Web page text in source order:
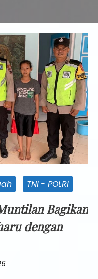
TNI - POLRI
Bagikan
dengan